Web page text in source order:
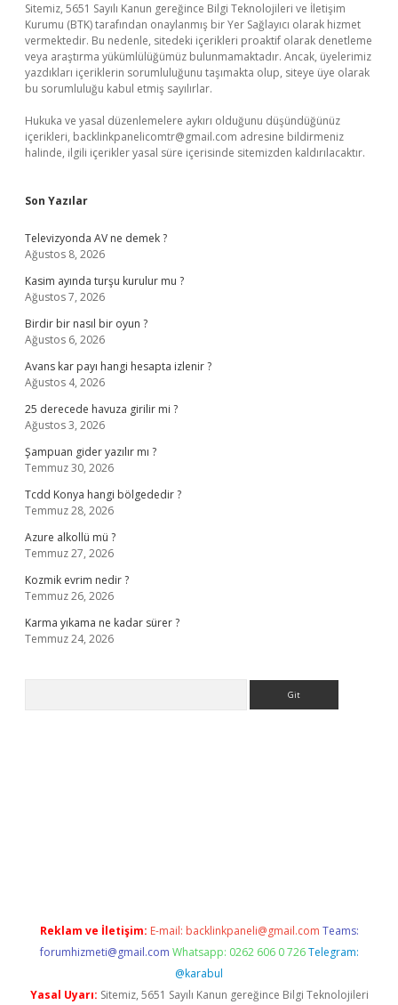
Sitemiz, 5651 Sayılı Kanun gereğince Bilgi Teknolojileri ve İletişim
Kurumu (BTK) tarafından onaylanmış bir Yer Sağlayıcı olarak hizmet
vermektedir. Bu nedenle, sitedeki içerikleri proaktif olarak denetleme
veya araştırma yükümlülüğümüz bulunmamaktadır. Ancak, üyelerimiz
yazdıkları içeriklerin sorumluluğunu taşımakta olup, siteye üye olarak
bu sorumluluğu kabul etmiş sayılırlar.
Hukuka ve yasal düzenlemelere aykırı olduğunu düşündüğünüz
içerikleri, backlinkpanelicomtr@gmail.com adresine bildirmeniz
halinde, ilgili içerikler yasal süre içerisinde sitemizden kaldırılacaktır.
Son Yazılar
Televizyonda AV ne demek ?
Ağustos 8, 2026
Kasim ayında turşu kurulur mu ?
Ağustos 7, 2026
Birdir bir nasıl bir oyun ?
Ağustos 6, 2026
Avans kar payı hangi hesapta izlenir ?
Ağustos 4, 2026
25 derecede havuza girilir mi ?
Ağustos 3, 2026
Şampuan gider yazılır mı ?
Temmuz 30, 2026
Tcdd Konya hangi bölgededir ?
Temmuz 28, 2026
Azure alkollü mü ?
Temmuz 27, 2026
Kozmik evrim nedir ?
Temmuz 26, 2026
Karma yıkama ne kadar sürer ?
Temmuz 24, 2026
Reklam ve İletişim: E-mail: backlinkpaneli@gmail.com Teams:
forumhizmeti@gmail.com Whatsapp: 0262 606 0 726 Telegram:
@karabul
Yasal Uyarı: Sitemiz, 5651 Sayılı Kanun gereğince Bilgi Teknolojileri